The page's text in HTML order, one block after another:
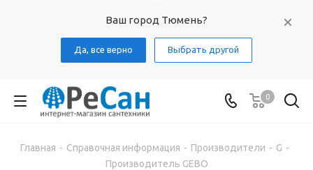
Ваш город Тюмень?
Да, все верно Выбрать другой
0
Главная - Справочная информация - Производители - G -
Производитель GEBO